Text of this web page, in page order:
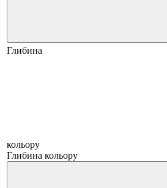
Глибина
кольору
Глибина кольору